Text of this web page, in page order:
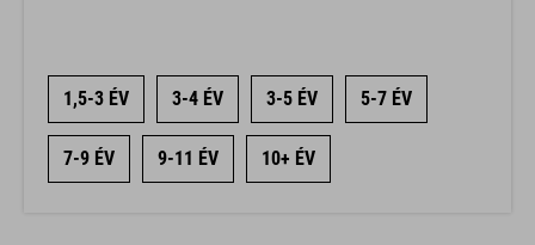
1,5-3 ÉV 3-4 ÉV 3-5 ÉV 5-7 ÉV
7-9 ÉV 9-11 ÉV 10+ ÉV